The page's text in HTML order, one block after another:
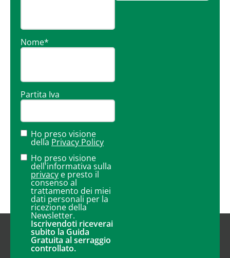
Nome*
Partita Iva
Ho preso visione
della Privacy Policy
Ho preso visione
dell'informativa sulla
privacy e presto il
consenso al
trattamento dei miei
dati personali per la
ricezione della
Newsletter.
Iscrivendoti riceverai
subito la Guida
Gratuita al serraggio
controllato.